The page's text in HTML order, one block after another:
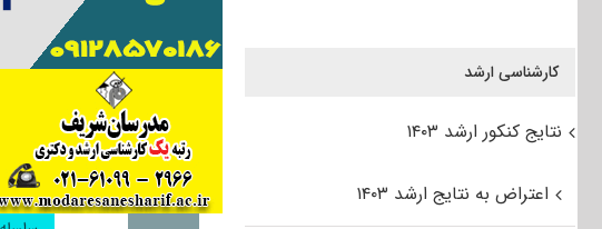
کارشناسی ارشد
نتایج کنکور ارشد ۱۴۰۳
اعتراض به نتایج ارشد ۱۴۰۳